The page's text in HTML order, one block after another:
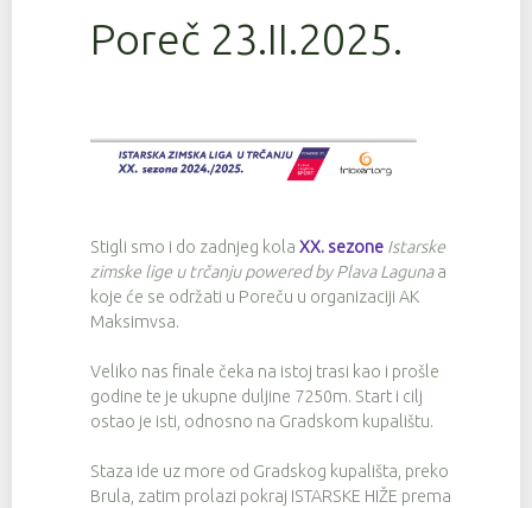
Poreč 23.II.2025.
Stigli smo i do zadnjeg kola XX. sezone Istarske
zimske lige u trčanju powered by Plava Lagunaa
koje će se održati u Poreču u organizaciji AK
Maksimvsa.
Veliko nas finale čeka na istoj trasi kao i prošle
godine te je ukupne duljine 7250m. Start i cilj
ostao je isti, odnosno na Gradskom kupalištu.
Staza ide uz more od Gradskog kupališta, preko
Brula, zatim prolazi pokraj ISTARSKE HIŽE prema